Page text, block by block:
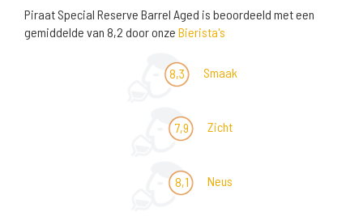
Piraat Special Reserve Barrel Aged is beoordeeld met een
gemiddelde van 8,2 door onze Bierista's
8,3 Smaak
7,9 Zicht
8,1 Neus